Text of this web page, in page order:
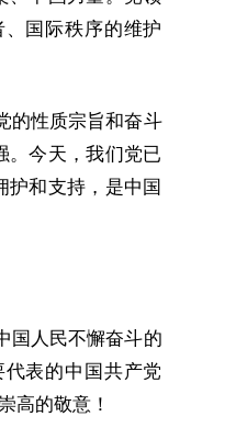
国际秩序的维护
的性质宗旨和奋斗
。今天，我们党已
和支持，是中国
国人民不懈奋斗的
表的中国共产党
高的敬意！